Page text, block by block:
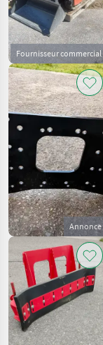
Fournisseur commercial
Annonce